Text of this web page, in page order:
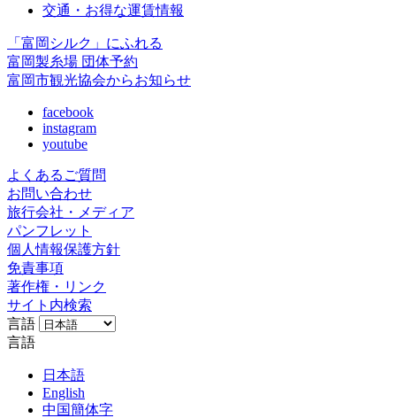
交通・お得な運賃情報
「富岡シルク」にふれる
富岡製糸場 団体予約
富岡市観光協会からお知らせ
facebook
instagram
youtube
よくあるご質問
お問い合わせ
旅行会社・メディア
パンフレット
個人情報保護方針
免責事項
著作権・リンク
サイト内検索
言語
言語
日本語
English
中国簡体字